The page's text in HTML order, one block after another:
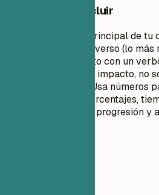
Qué conviene incluir
Esta es la sección principal de
orden cronológico inverso (lo
Comienza cada punto con un
Enfócate en logros e impacto, no
responsabilidades. Usa números
impacto (dólares, porcentajes,
afectados). Muestra progresión y